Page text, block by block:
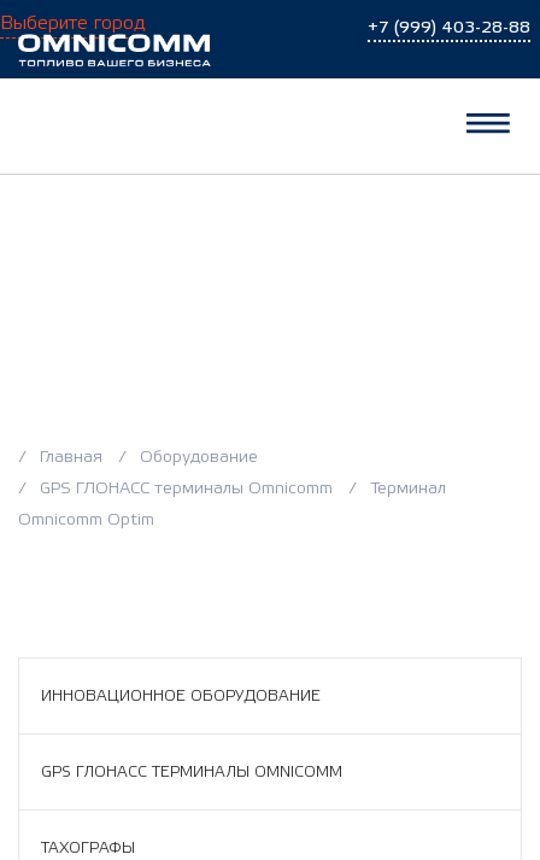
Выберите город +7 (999) 403-28-88
Главная
Оборудование
GPS ГЛОНАСС терминалы Omnicomm
Терминал
Omnicomm Optim
ИННОВАЦИОННОЕ ОБОРУДОВАНИЕ
GPS ГЛОНАСС ТЕРМИНАЛЫ OMNICOMM
ТАХОГРАФЫ